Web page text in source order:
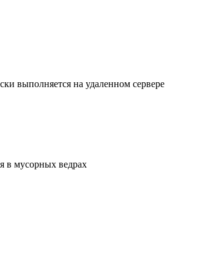
выполняется на удаленном сервере
в мусорных ведрах